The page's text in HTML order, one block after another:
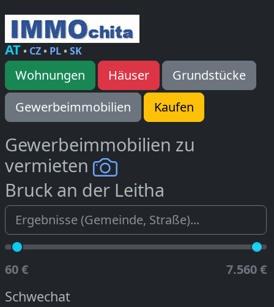
AT• CZ• PL•SK
Wohnungen Häuser
Grundstücke
Gewerbeimmobilien
Kaufen
Gewerbeimmobilien zu
vermieten
Bruck an der Leitha
60 € 7.560 €
Schwechat